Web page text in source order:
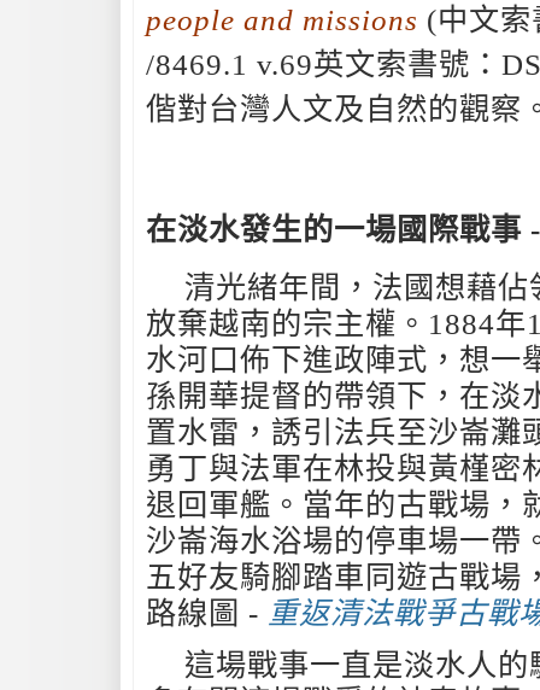
people and missions (中文索
/8469.1 v.69英文索書號：
偕對台灣人文及自然的觀察
在淡水發生的一場國際戰事
清光緒年間，法國想藉
放棄越南的宗主權。1884
水河口佈下進政陣式，想一
孫開華提督的帶領下，在淡
置水雷，誘引法兵至沙崙灘
勇丁與法軍在林投與黃槿密
退回軍艦。當年的古戰場，
沙崙海水浴場的停車場一帶
五好友騎腳踏車同遊古戰場
路線圖 - 重返清法戰爭古戰
這場戰事一直是淡水人